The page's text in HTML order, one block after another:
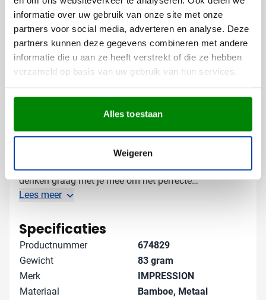
informatie over uw gebruik van onze site met onze
partners voor social media, adverteren en analyse. Deze
partners kunnen deze gegevens combineren met andere
informatie die u aan ze heeft verstrekt of die ze hebben
verzameld op basis van uw gebruik van hun services.
Alles toestaan
Weigeren
Voor een optimaal resultaat dat lang mooi blijft
Lasergravering zorgt voor een chique, permanente
personalisatie die perfect past bij de natuurlijke look
van het bamboe zakmes.
bedrukte zakmes
zakmes? Vraag een gratis digitaal voorbeeld aan en je
weet precies wat je kunt verwachten. Heb je vragen
over de mogelijkheden? Neem contact met ons op - we
denken graag met je mee om het perfecte
relatiegeschenk voor jouw bedrijf te creëren.
Lees meer
Specificaties
Productnummer
674829
Gewicht
83 gram
Merk
IMPRESSION
Materiaal
Bamboe, Metaal